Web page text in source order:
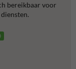
bereikbaar voor